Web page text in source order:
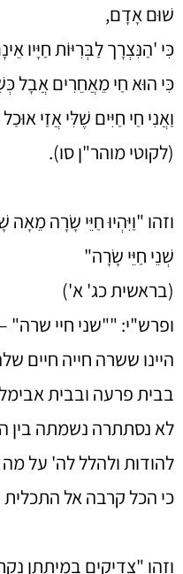
שׁוּם אָדָם,
כִּי 'הַנִּצְרָך לַבְּרִיּוֹת חַיָּיו
כִּי הוּא חַי מֵאֲחֵרִים אֲבָל
וַאֲנִי חַי חַיִּים שֶׁלִּי אֲזַי
(לקוטי מוהר"ן סו).
וזהו "וַיִּהְיוּ חַיֵּי שָׂרָה
שְׁנֵי חַיֵּי שָׂרָה"
(בראשית כג' א')
ופרש"י: ""שני חיי שרה" –
היינו ששרה חייה
בבית פרעה ובבית
לא נסתתרה נשמתה בין
להודות ולהלל לה' על
כי הכל קרבה אל התכלית
וזהו "צדיקים במיתתן